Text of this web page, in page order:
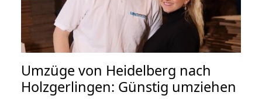
Umzüge von Heidelberg nach
Holzgerlingen: Günstig umziehen